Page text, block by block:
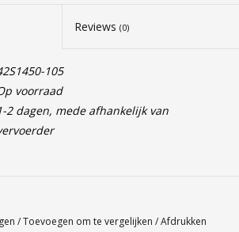
Reviews (0)
105
voorraad
2 dagen, mede afhankelijk van
- Inside 97% Polyester, 3% Spandex
/Toevoegen om te vergelijken /Afdrukken